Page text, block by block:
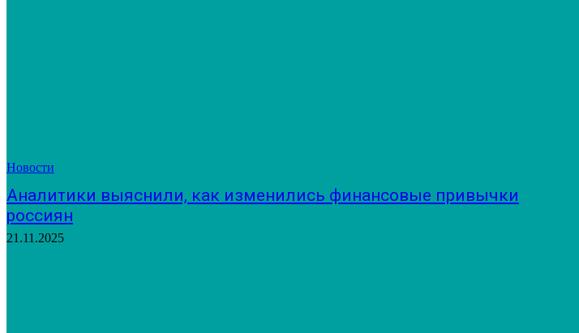
Новости
Аналитики выяснили, как изменились финансовые привычки
россиян
21.11.2025